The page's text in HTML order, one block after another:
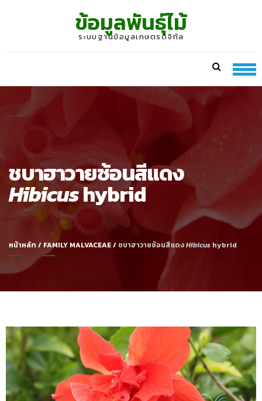
ข้อมูลพันธุ์ไม้
ระบบฐานข้อมูลเกษตรดิจิทัล
ชบาฮาวายซ้อนสีแดง
Hibicushybrid
หน้าหลัก / FAMILY MALVACEAE/ ชบาฮาวายซ้อนสีแดงHibicus hybrid